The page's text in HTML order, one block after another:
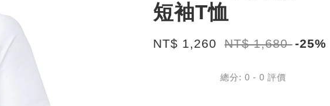
短袖T恤
NT$ 1,260 NT$ 1,680 -25%
總分:0 -0 評價